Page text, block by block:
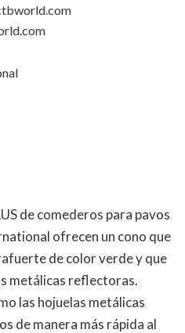
de comederos para pavos
ofrecen un cono que
de color verde y que
metálicas reflectoras.
las hojuelas metálicas
de manera más rápida al